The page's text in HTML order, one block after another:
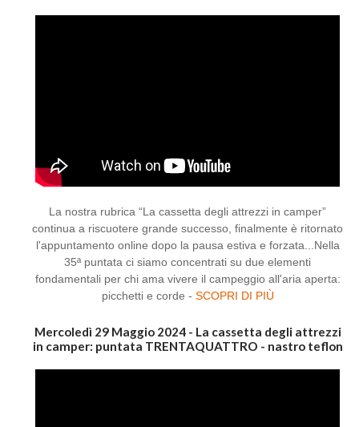
La nostra rubrica “La cassetta degli attrezzi in camper”
continua a riscuotere grande successo, finalmente è ritornato
l'appuntamento online dopo la pausa estiva e forzata...Nella
35ª puntata ci siamo concentrati su due elementi
fondamentali per chi ama vivere il campeggio all'aria aperta:
picchetti e corde - SCOPRI DI PIÙ
Mercoledì 29 Maggio 2024 - La cassetta degli attrezzi
in camper: puntata TRENTAQUATTRO - nastro teflon